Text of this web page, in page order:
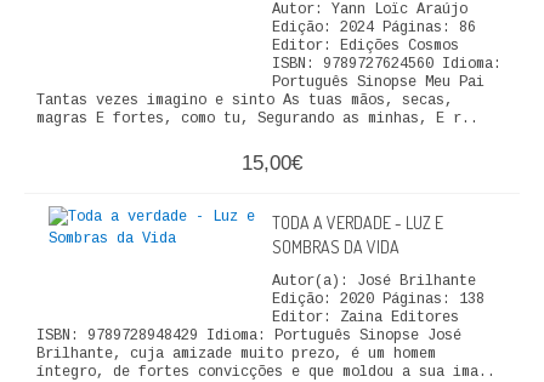
Autor: Yann Loïc Araújo
Edição: 2024 Páginas: 86
Editor: Edições Cosmos
ISBN: 9789727624560 Idioma:
Português Sinopse Meu Pai
Tantas vezes imagino e sinto As tuas mãos, secas,
magras E fortes, como tu, Segurando as minhas, E r..
15,00€
TODA A VERDADE - LUZ E
SOMBRAS DA VIDA
Autor(a): José Brilhante
Edição: 2020 Páginas: 138
Editor: Zaina Editores
ISBN: 9789728948429 Idioma: Português Sinopse José
Brilhante, cuja amizade muito prezo, é um homem
íntegro, de fortes convicções e que moldou a sua ima..